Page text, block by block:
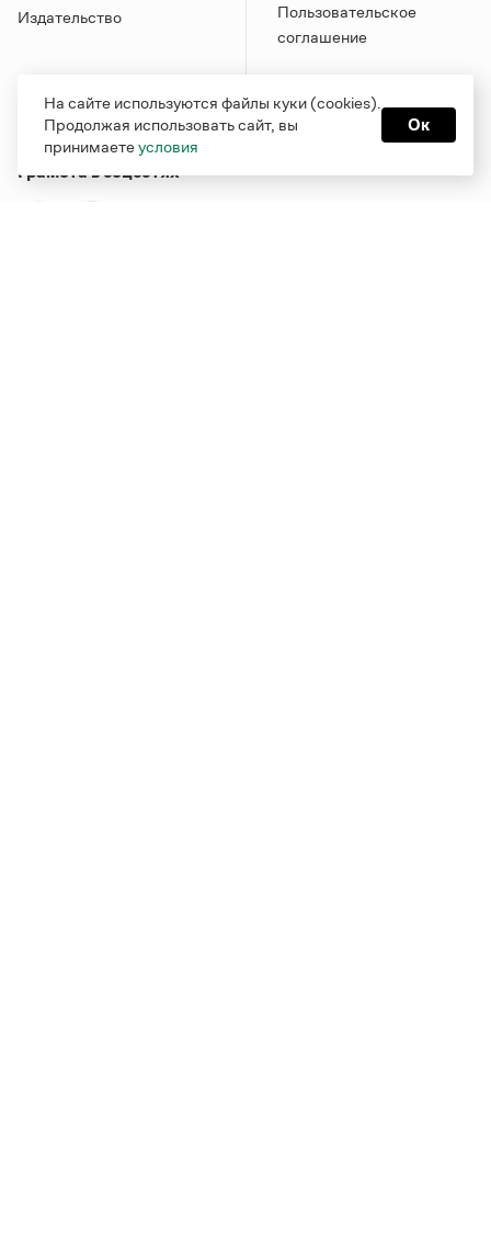
Издательство
Пользовательское
соглашение
Грамота в соцсетях
На сайте используются файлы куки (cookies).
Продолжая использовать сайт, вы
принимаетеусловия
Ок